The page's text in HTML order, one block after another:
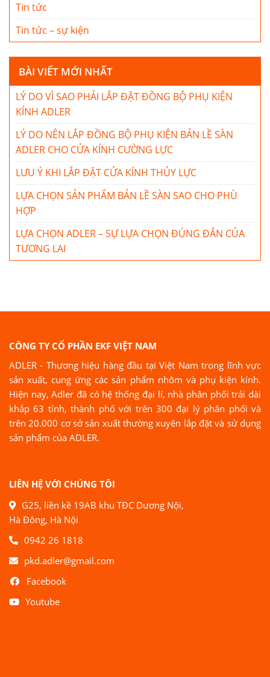
Tin tức
Tin tức – sự kiện
BÀI VIẾT MỚI NHẤT
LÝ DO VÌ SAO PHẢI LẮP ĐẶT ĐỒNG BỘ PHỤ KIỆN
KÍNH ADLER
LÝ DO NÊN LẮP ĐỒNG BỘ PHỤ KIỆN BẢN LỀ SÀN
ADLER CHO CỬA KÍNH CƯỜNG LỰC
LƯU Ý KHI LẮP ĐẶT CỬA KÍNH THỦY LỰC
LỰA CHỌN SẢN PHẨM BẢN LỀ SÀN SAO CHO PHÙ
HỢP
LỰA CHỌN ADLER – SỰ LỰA CHỌN ĐÚNG ĐẮN CỦA
TƯƠNG LAI
CÔNG TY CỔ PHẦN EKF VIỆT NAM
ADLER - Thương hiệu hàng đầu tại Việt Nam trong lĩnh vực
sản xuất, cung ứng các sản phẩm nhôm và phụ kiện kính.
Hiện nay, Adler đã có hệ thống đại lí, nhà phân phối trải dài
khắp 63 tỉnh, thành phố với trên 300 đại lý phân phối và
trên 20.000 cơ sở sản xuất thường xuyên lắp đặt và sử dụng
sản phẩm của ADLER.
LIÊN HỆ VỚI CHÚNG TÔI
G25, liền kề 19AB khu TĐC Dương Nội,
Hà Đông, Hà Nội
0942 26 1818
pkd.adler@gmail.com
Facebook
Youtube